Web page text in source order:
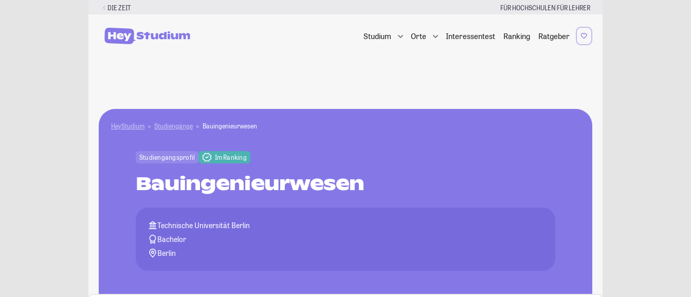
DIE ZEIT FÜR HOCHSCHULEN|FÜR LEHRER
Studium Orte Interessentest Ranking Ratgeber
HeyStudium Studiengänge Bauingenieurwesen
Studiengangsprofil Im Ranking
Bauingenieurwesen
Technische Universität Berlin
Bachelor
Berlin